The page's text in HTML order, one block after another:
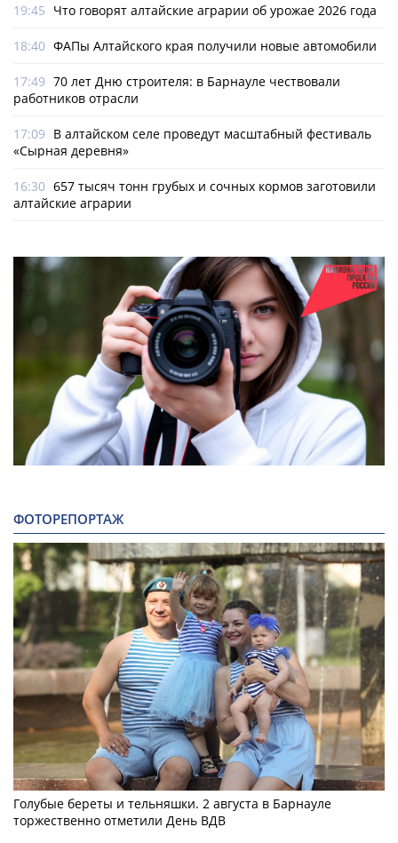
19:45 Что говорят алтайские аграрии об урожае 2026 года
18:40 ФАПы Алтайского края получили новые автомобили
17:49 70 лет Дню строителя: в Барнауле чествовали
работников отрасли
17:09 В алтайском селе проведут масштабный фестиваль
«Сырная деревня»
16:30 657 тысяч тонн грубых и сочных кормов заготовили
алтайские аграрии
ФОТОРЕПОРТАЖ
Голубые береты и тельняшки. 2 августа в Барнауле
торжественно отметили День ВДВ